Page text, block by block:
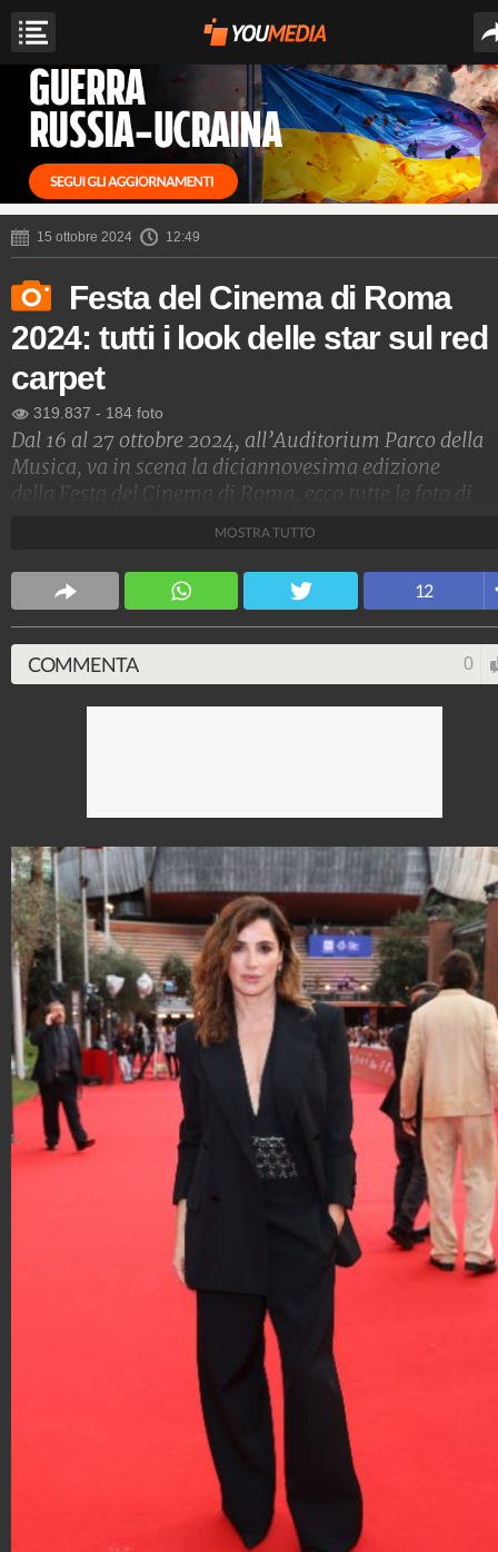
15 ottobre 2024 12:49
Festa del Cinema di Roma
2024: tutti i look delle star sul red
carpet
319.837 - 184 foto
Dal 16 al 27 ottobre 2024, all’Auditorium Parco della
Musica, va in scena la diciannovesima edizione
della Festa del Cinema di Roma, ecco tutte le foto di
Stile e trend
MOSTRA TUTTO
12
COMMENTA 0